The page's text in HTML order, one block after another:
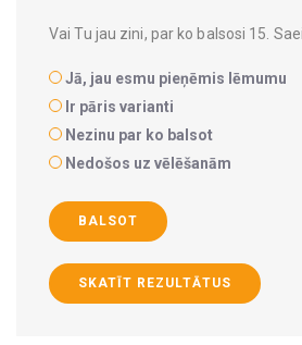
Vai Tu jau zini, par ko balsosi 15.
Jā, jau esmu pieņēmis lēmumu
Ir pāris varianti
Nezinu par ko balsot
Nedošos uz vēlēšanām
BALSOT
SKATĪT REZULTĀTUS